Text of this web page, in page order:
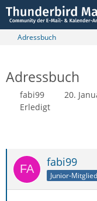
Adressbuch
Adressbuch
fabi99 20.
Erledigt
fabi99
Junior-Mitglied